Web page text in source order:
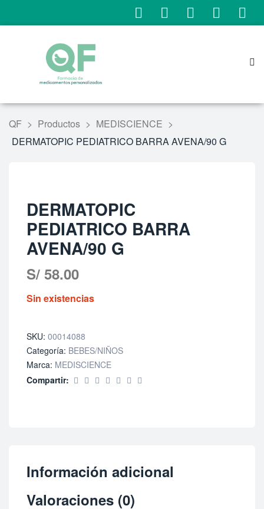
QF > Productos > MEDISCIENCE >
DERMATOPIC PEDIATRICO BARRA AVENA/90 G
DERMATOPIC
PEDIATRICO BARRA
AVENA/90 G
S/ 58.00
Sin existencias
SKU: 00014088
Categoría: BEBES/NIÑOS
Marca: MEDISCIENCE
Compartir:
Información adicional
Valoraciones (0)